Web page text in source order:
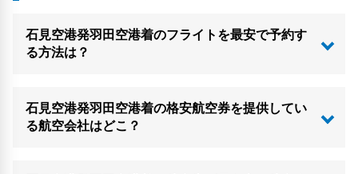
石見空港発羽田空港着のフライトを最安で予約す
る方法は？
石見空港発羽田空港着の格安航空券を提供してい
る航空会社はどこ？